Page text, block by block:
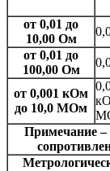
от 0,01 до
10,00 Ом
от 0,01 до
100,00 Ом
от 0,001 кОм
до 10,0 МОм
Примечание –